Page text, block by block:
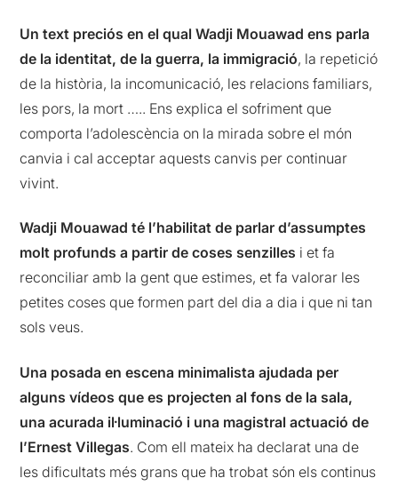
Un text preciós en el qual Wadji Mouawad ens parla
de la identitat, de la guerra, la immigració, la repetició
de la història, la incomunicació, les relacions familiars,
les pors, la mort ….. Ens explica el sofriment que
comporta l’adolescència on la mirada sobre el món
canvia i cal acceptar aquests canvis per continuar
vivint.
Wadji Mouawad té l’habilitat de parlar d’assumptes
molt profunds a partir de coses senzilles i et fa
reconciliar amb la gent que estimes, et fa valorar les
petites coses que formen part del dia a dia i que ni tan
sols veus.
Una posada en escena minimalista ajudada per
alguns vídeos que es projecten al fons de la sala,
una acurada il·luminació i una magistral actuació de
l’Ernest Villegas. Com ell mateix ha declarat una de
les dificultats més grans que ha trobat són els continus